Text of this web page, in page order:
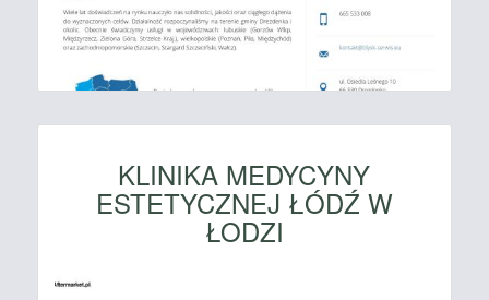
KLINIKA MEDYCYNY
ESTETYCZNEJ ŁÓDŹ W
ŁODZI